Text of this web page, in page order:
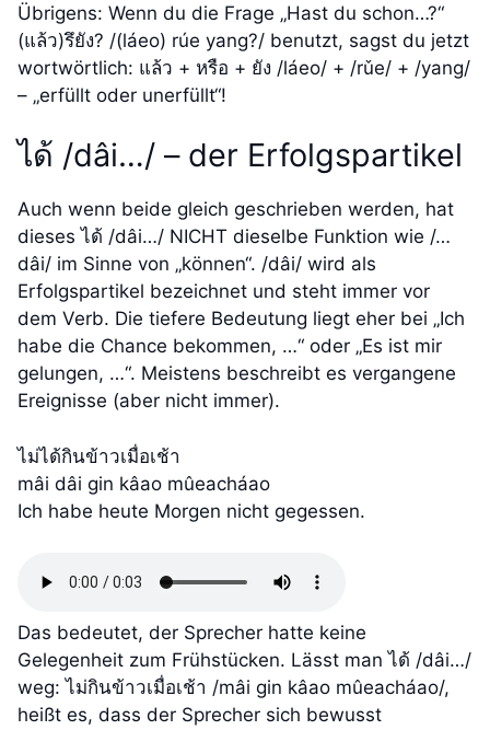
Übrigens: Wenn du die Frage „Hast du schon…?“
(แล้ว)รึยัง? /(láeo) rúe yang?/ benutzt, sagst du jetzt
wortwörtlich: แล้ว + หรือ + ยัง /láeo/ + /rǔe/ + /yang/
– „erfüllt oder unerfüllt“!
ได้ /dâi…/ – der Erfolgspartikel
Auch wenn beide gleich geschrieben werden, hat
dieses ได้ /dâi…/ NICHT dieselbe Funktion wie /…
dâi/ im Sinne von „können“. /dâi/ wird als
Erfolgspartikel bezeichnet und steht immer vor
dem Verb. Die tiefere Bedeutung liegt eher bei „Ich
habe die Chance bekommen, …“ oder „Es ist mir
gelungen, …“. Meistens beschreibt es vergangene
Ereignisse (aber nicht immer).
ไม่ได้กินข้าวเมื่อเช้า
mâi dâi gin kâao mûeacháao
Ich habe heute Morgen nicht gegessen.
Das bedeutet, der Sprecher hatte keine
Gelegenheit zum Frühstücken. Lässt man ได้ /dâi…/
weg: ไม่กินข้าวเมื่อเช้า /mâi gin kâao mûeacháao/,
heißt es, dass der Sprecher sich bewusst